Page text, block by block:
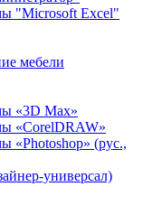
"Microsoft Excel"
мебели
«3D Max»
«CorelDRAW»
«Photoshop» (рус.,
универсал)